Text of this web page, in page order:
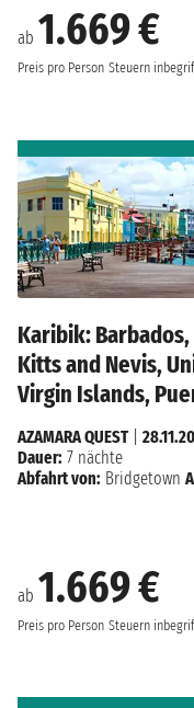
ab 1.669 €
Preis pro Person Steuern
Karibik:
Kitts and Nevis,
Virgin Islands,
ab 1.669 €
Preis pro Person Steuern
AZAMARA QUEST|
Dauer: 7 nächte
Abfahrt von: Bridgetown